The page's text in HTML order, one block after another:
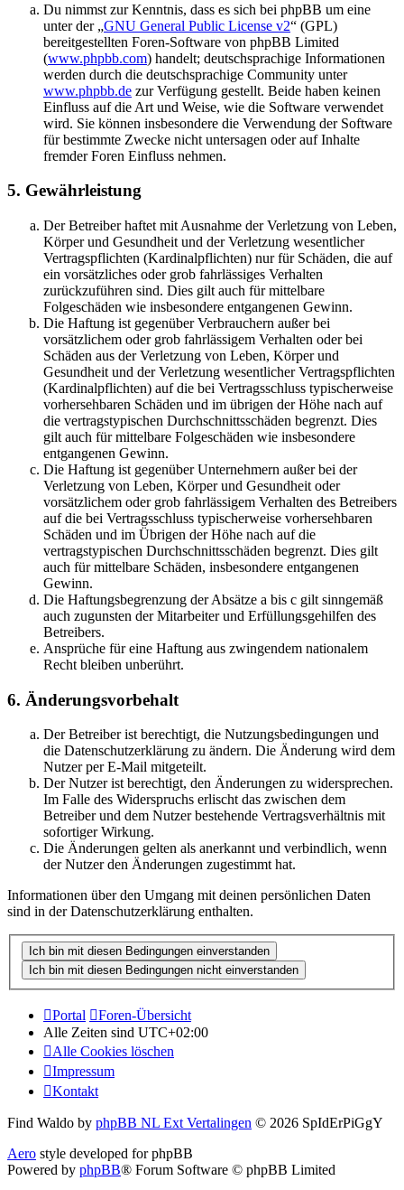
Du nimmst zur Kenntnis, dass es sich bei phpBB um eine
unter der „GNU General Public License v2“ (GPL)
bereitgestellten Foren-Software von phpBB Limited
(www.phpbb.com) handelt; deutschsprachige Informationen
werden durch die deutschsprachige Community unter
www.phpbb.de zur Verfügung gestellt. Beide haben keinen
Einfluss auf die Art und Weise, wie die Software verwendet
wird. Sie können insbesondere die Verwendung der Software
für bestimmte Zwecke nicht untersagen oder auf Inhalte
fremder Foren Einfluss nehmen.
5. Gewährleistung
Der Betreiber haftet mit Ausnahme der Verletzung von Leben,
Körper und Gesundheit und der Verletzung wesentlicher
Vertragspflichten (Kardinalpflichten) nur für Schäden, die auf
ein vorsätzliches oder grob fahrlässiges Verhalten
zurückzuführen sind. Dies gilt auch für mittelbare
Folgeschäden wie insbesondere entgangenen Gewinn.
Die Haftung ist gegenüber Verbrauchern außer bei
vorsätzlichem oder grob fahrlässigem Verhalten oder bei
Schäden aus der Verletzung von Leben, Körper und
Gesundheit und der Verletzung wesentlicher Vertragspflichten
(Kardinalpflichten) auf die bei Vertragsschluss typischerweise
vorhersehbaren Schäden und im übrigen der Höhe nach auf
die vertragstypischen Durchschnittsschäden begrenzt. Dies
gilt auch für mittelbare Folgeschäden wie insbesondere
entgangenen Gewinn.
Die Haftung ist gegenüber Unternehmern außer bei der
Verletzung von Leben, Körper und Gesundheit oder
vorsätzlichem oder grob fahrlässigem Verhalten des Betreibers
auf die bei Vertragsschluss typischerweise vorhersehbaren
Schäden und im Übrigen der Höhe nach auf die
vertragstypischen Durchschnittsschäden begrenzt. Dies gilt
auch für mittelbare Schäden, insbesondere entgangenen
Gewinn.
Die Haftungsbegrenzung der Absätze a bis c gilt sinngemäß
auch zugunsten der Mitarbeiter und Erfüllungsgehilfen des
Betreibers.
Ansprüche für eine Haftung aus zwingendem nationalem
Recht bleiben unberührt.
6. Änderungsvorbehalt
Der Betreiber ist berechtigt, die Nutzungsbedingungen und
die Datenschutzerklärung zu ändern. Die Änderung wird dem
Nutzer per E-Mail mitgeteilt.
Der Nutzer ist berechtigt, den Änderungen zu widersprechen.
Im Falle des Widerspruchs erlischt das zwischen dem
Betreiber und dem Nutzer bestehende Vertragsverhältnis mit
sofortiger Wirkung.
Die Änderungen gelten als anerkannt und verbindlich, wenn
der Nutzer den Änderungen zugestimmt hat.
Informationen über den Umgang mit deinen persönlichen Daten
sind in der Datenschutzerklärung enthalten.
Portal
Foren-Übersicht
Alle Zeiten sind UTC+02:00
Alle Cookies löschen
Impressum
Kontakt
Find Waldo by phpBB NL Ext Vertalingen © 2026 SpIdErPiGgY
Aero style developed for phpBB
Powered by phpBB® Forum Software © phpBB Limited